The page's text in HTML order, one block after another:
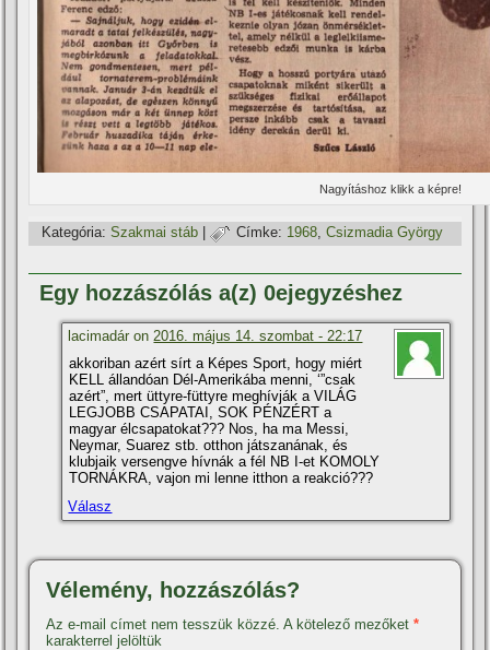
Nagyí­táshoz klikk a képre!
Kategória: Szakmai stáb | Címke: 1968,Csizmadia György
Egy hozzászólás a(z) 0ejegyzéshez
lacimadár on 2016. május 14. szombat - 22:17
akkoriban azért sí­rt a Képes Sport, hogy miért
KELL állandóan Dél-Amerikába menni, ‘”csak
azért”, mert üttyre-füttyre meghí­vják a VILÁG
LEGJOBB CSAPATAI, SOK PÉNZÉRT a
magyar élcsapatokat??? Nos, ha ma Messi,
Neymar, Suarez stb. otthon játszanának, és
klubjaik versengve hí­vnák a fél NB I-et KOMOLY
TORNÁKRA, vajon mi lenne itthon a reakció???
Válasz
Vélemény, hozzászólás?
Az e-mail címet nem tesszük közzé. A kötelező mezőket*
karakterrel jelöltük